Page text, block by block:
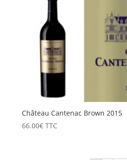
Château Cantenac Brown 2015
66.00€ TTC